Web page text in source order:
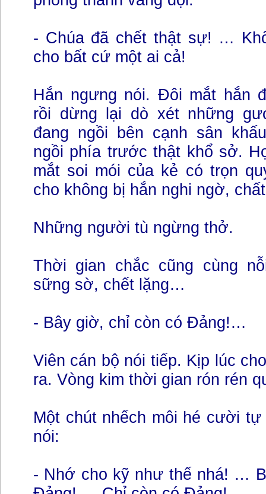
- Chúa đã chết thật sự! …
cho bất cứ một ai cả!
Hắn ngưng nói. Đôi mắt hắn
rồi dừng lại dò xét những
đang ngồi bên cạnh sân
ngồi phía trước thật khổ sở.
mắt soi mói của kẻ có trọn
cho không bị hắn nghi ngờ,
Những người tù ngừng thở.
Thời gian chắc cũng cùng
sững sờ, chết lặng…
- Bây giờ, chỉ còn có Đảng!…
Viên cán bộ nói tiếp. Kịp lúc
ra. Vòng kim thời gian rón rén
Một chút nhếch môi hé cười
nói:
- Nhớ cho kỹ như thế nhá! …